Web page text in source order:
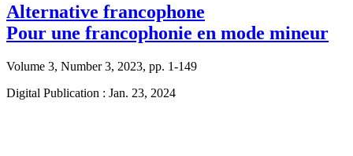
Alternative francophone
Pour une francophonie en mode mineur
Volume 3, Number 3, 2023, pp. 1-149
Digital Publication : Jan. 23, 2024